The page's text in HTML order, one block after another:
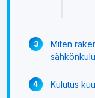
Miten
Kulutus